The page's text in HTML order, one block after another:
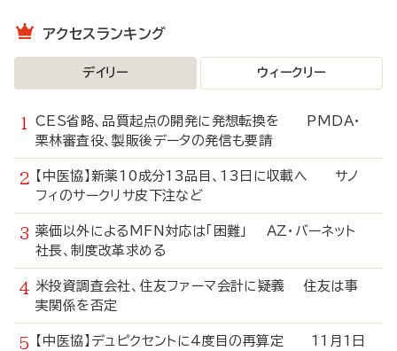
アクセスランキング
デイリー ウィークリー
CES省略、品質起点の開発に発想転換を PMDA・
栗林審査役、製販後データの発信も要請
【中医協】新薬10成分13品目、13日に収載へ サノ
フィのサークリサ皮下注など
薬価以外によるMFN対応は「困難」 AZ・バーネット
社長、制度改革求める
米投資調査会社、住友ファーマ会計に疑義 住友は事
実関係を否定
【中医協】デュピクセントに4度目の再算定 11月1日